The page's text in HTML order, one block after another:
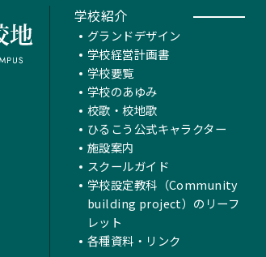
学校紹介
グランドデザイン
学校経営計画書
学校要覧
学校のあゆみ
校歌・校地歌
ひるこう公式キャラクター
施設案内
スクールガイド
学校設定教科（Community
building project）のリーフ
レット
各種資料・リンク